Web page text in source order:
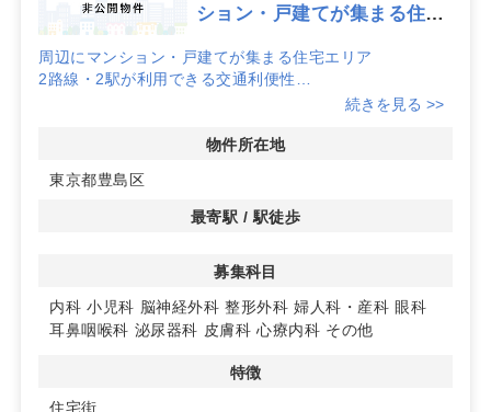
ション・戸建てが集まる住宅
周辺にマンション・戸建てが集まる住宅エリア
2路線・2駅が利用できる交通利便性
心療内科・脳神経外科・婦人科 半径500メートル内に競
続きを見る >>
物件所在地
東京都豊島区
最寄駅 / 駅徒歩
募集科目
内科 小児科 脳神経外科 整形外科 婦人科・産科 眼科
耳鼻咽喉科 泌尿器科 皮膚科 心療内科 その他
特徴
住宅街